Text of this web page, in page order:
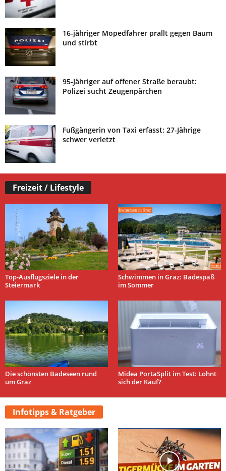
16-jähriger Mopedfahrer prallt gegen Baum
und stirbt
95-Jähriger auf offener Straße beraubt:
Polizei sucht Zeugenpärchen
Fußgängerin von Taxi erfasst: 27-Jährige
schwer verletzt
Freizeit / Lifestyle
Top-Ausflugsziele in der
Steiermark
Schwimmen in Graz: Badespaß
im Sommer
Die schönsten Badeseen rund
um Graz
Midea PortaSplit im Test: Lohnt
sich der Kauf?
Infotipps & Ratgeber